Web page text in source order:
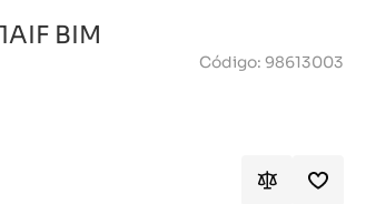
BIM
Código: 98613003